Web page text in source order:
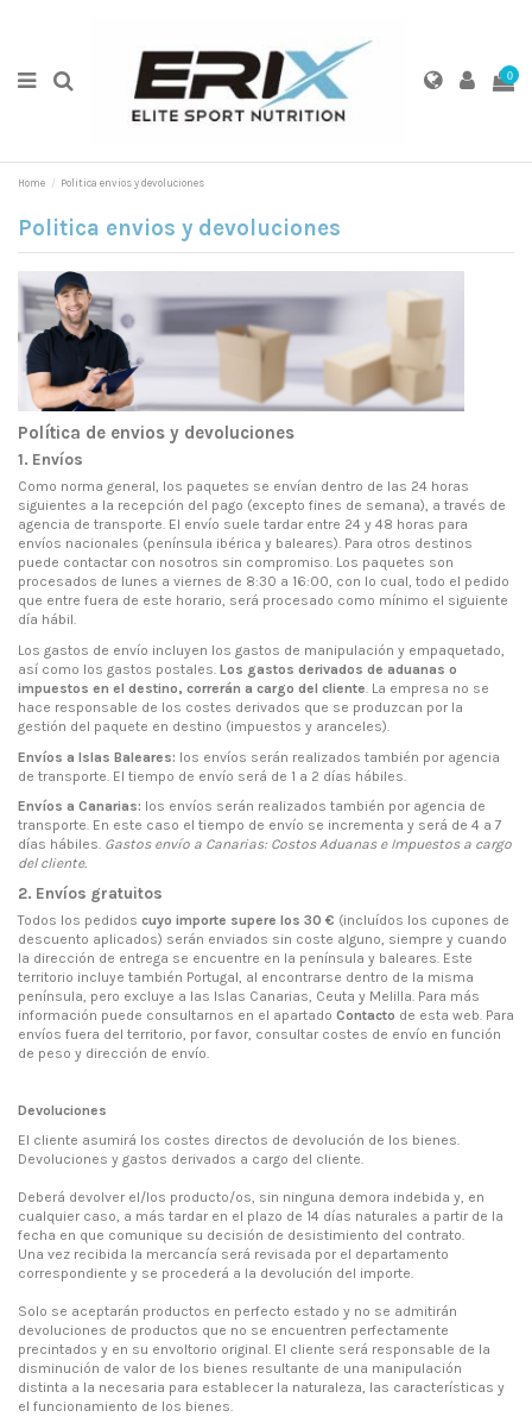
0
Home Politica envios y devoluciones
Politica envios y devoluciones
Política de envios y devoluciones
1. Envíos
Como norma general, los paquetes se envían dentro de las 24 horas
siguientes a la recepción del pago (excepto fines de semana), a través de
agencia de transporte. El envío suele tardar entre 24 y 48 horas para
envíos nacionales (península ibérica y baleares). Para otros destinos
puede contactar con nosotros sin compromiso. Los paquetes son
procesados de lunes a viernes de 8:30 a 16:00, con lo cual, todo el pedido
que entre fuera de este horario, será procesado como mínimo el siguiente
día hábil.
Los gastos de envío incluyen los gastos de manipulación y empaquetado,
así como los gastos postales. Los gastos derivados de aduanas o
impuestos en el destino, correrán a cargo del cliente. La empresa no se
hace responsable de los costes derivados que se produzcan por la
gestión del paquete en destino (impuestos y aranceles).
Envíos a Islas Baleares: los envíos serán realizados también por agencia
de transporte. El tiempo de envío será de 1 a 2 días hábiles.
Envíos a Canarias: los envíos serán realizados también por agencia de
transporte. En este caso el tiempo de envío se incrementa y será de 4 a 7
días hábiles. Gastos envío a Canarias: Costos Aduanas e Impuestos a cargo
del cliente.
2. Envíos gratuitos
Todos los pedidos cuyo importe supere los 30 € (incluídos los cupones de
descuento aplicados) serán enviados sin coste alguno, siempre y cuando
la dirección de entrega se encuentre en la península y baleares. Este
territorio incluye también Portugal, al encontrarse dentro de la misma
península, pero excluye a las Islas Canarias, Ceuta y Melilla. Para más
información puede consultarnos en el apartado Contacto de esta web. Para
envíos fuera del territorio, por favor, consultar costes de envío en función
de peso y dirección de envío.
Devoluciones
El cliente asumirá los costes directos de devolución de los bienes.
Devoluciones y gastos derivados a cargo del cliente.
Deberá devolver el/los producto/os, sin ninguna demora indebida y, en
cualquier caso, a más tardar en el plazo de 14 días naturales a partir de la
fecha en que comunique su decisión de desistimiento del contrato.
Una vez recibida la mercancía será revisada por el departamento
correspondiente y se procederá a la devolución del importe.
Solo se aceptarán productos en perfecto estado y no se admitirán
devoluciones de productos que no se encuentren perfectamente
precintados y en su envoltorio original. El cliente será responsable de la
disminución de valor de los bienes resultante de una manipulación
distinta a la necesaria para establecer la naturaleza, las características y
el funcionamiento de los bienes.